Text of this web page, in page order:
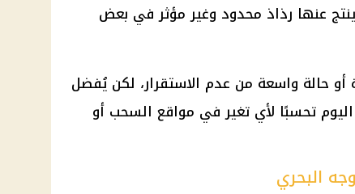
عنها رذاذ محدود وغير مؤثر في بعض
أو حالة واسعة من عدم الاستقرار، لكن يُفضل
اليوم تحسبًا لأي تغير في مواقع السحب أو
البحري